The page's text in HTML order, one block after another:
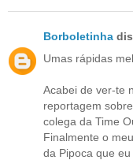
Borboletinha
Umas rápidas
Acabei de ver-te
reportagem
colega da Time
Finalmente o
da Pipoca que